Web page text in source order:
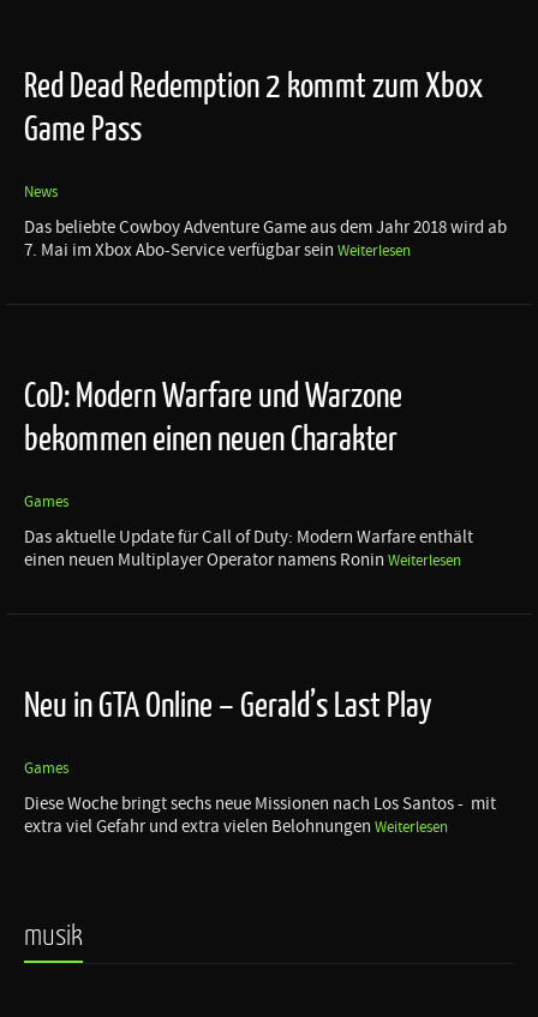
Red Dead Redemption 2 kommt zum Xbox
Game Pass
News
Das beliebte Cowboy Adventure Game aus dem Jahr 2018 wird ab
7. Mai im Xbox Abo-Service verfügbar sein Weiterlesen
CoD: Modern Warfare und Warzone
bekommen einen neuen Charakter
Games
Das aktuelle Update für Call of Duty: Modern Warfare enthält
einen neuen Multiplayer Operator namens Ronin Weiterlesen
Neu in GTA Online – Gerald’s Last Play
Games
Diese Woche bringt sechs neue Missionen nach Los Santos - mit
extra viel Gefahr und extra vielen Belohnungen Weiterlesen
musik